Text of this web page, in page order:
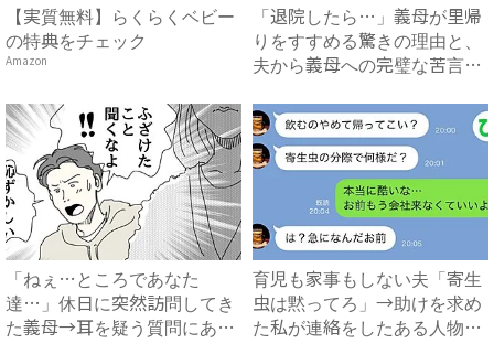
【実質無料】らくらくベビー
の特典をチェック
Amazon
「退院したら…」義母が里帰
りをすすめる驚きの理由と、
夫から義母への完璧な苦言
「ねぇ…ところであなた
達…」休日に突然訪問してき
た義母→耳を疑う質問にあ
育児も家事もしない夫「寄生
虫は黙ってろ」→助けを求め
た私が連絡をしたある人物と